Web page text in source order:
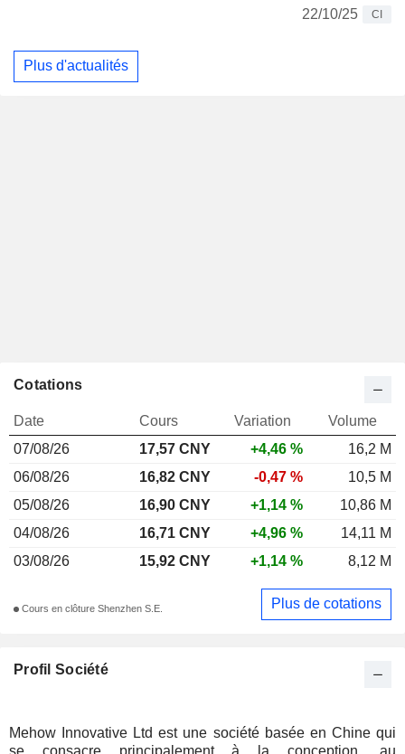
22/10/25
CI
Plus d'actualités
Profil Société
Mehow Innovative Ltd est une société basée en Chine qui
se consacre principalement à la conception, au
Cotations
Date Cours Variation
Volume
07/08/26
17,57 CNY +4,46 %
16,2 M
06/08/26
16,82 CNY -0,47 %
10,5 M
05/08/26
16,90 CNY +1,14 %
10,86 M
04/08/26
16,71 CNY +4,96 %
14,11 M
03/08/26
15,92 CNY +1,14 % 8,12 M
Cours en clôture Shenzhen S.E. Plus de cotations